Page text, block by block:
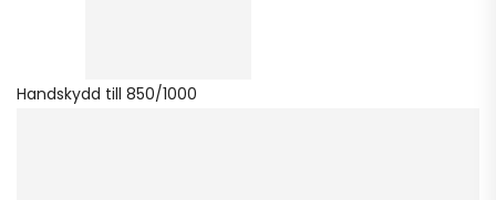
Handskydd till 850/1000